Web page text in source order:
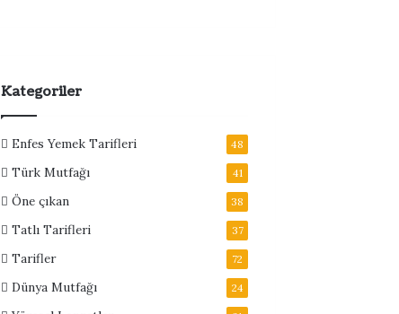
Kategoriler
Enfes Yemek Tarifleri 48
Türk Mutfağı 41
Öne çıkan 38
Tatlı Tarifleri 37
Tarifler 72
Dünya Mutfağı 24